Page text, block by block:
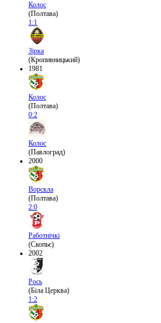
Колос
(Полтава)
1:1
Зірка
(Кропивницький)
1981
Колос
(Полтава)
0:2
Колос
(Павлоград)
2000
Ворскла
(Полтава)
2:0
Работнічкі
(Скопьє)
2002
Рось
(Біла Церква)
1:2